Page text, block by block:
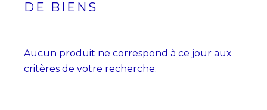
DE BIENS
Aucun produit ne correspond à ce jour aux
critères de votre recherche.